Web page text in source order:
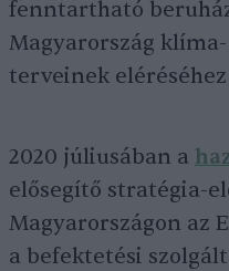
fenntartható
Magyarország
terveinek eléréséhez
2020 júliusában a
elősegítő stratégia-
Magyarországon az
a befektetési